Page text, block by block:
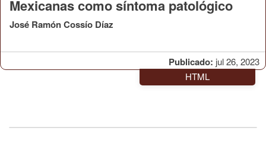
Publicado: jul 26, 2023
Mexicanas como síntoma patológico
José Ramón Cossío Díaz
HTML